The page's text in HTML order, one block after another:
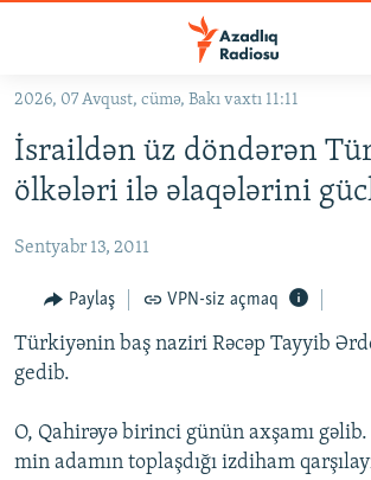
Əsas
qayıt
Əsas
qayıt
#ƏSLINDƏ
FƏRQƏ BAX
QANUNI DOĞRU
ARAŞDIRMA
MULTIMEDIA
VIDEO
RADIO ARXIV
2026, 07 Avqust, cümə, Bakı vaxtı 11:11
İsraildən üz döndərən
ölkələri ilə əlaqələrini
Sentyabr 13, 2011
Paylaş VPN-siz açmaq
Türkiyənin baş naziri Rəcəp Tayyib
gedib.
O, Qahirəyə birinci günün axşamı
min adamın toplaşdığı izdiham